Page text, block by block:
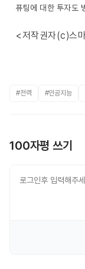
퓨팅에 대한 투자도
<저작권자(c)스
#전력 #인공지능
100자평 쓰기